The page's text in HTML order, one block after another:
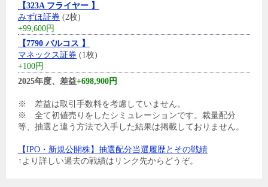
【323A フライヤー 】
みずほ証券 (2枚)
+99,600円
【7790 バルコス 】
マネックス証券 (1枚)
+100円
2025年度、差益+698,900円
※ 差益は取引手数料を考慮していません。
※ 全て初値売りをしたシミュレーションです。裁量配分
等、抽選と違う方法で入手した結果は掲載しておりません。
【IPO・新規公開株】抽選配分当選履歴とその戦績
↑より詳しい過去の戦績はリンク先からどうぞ。